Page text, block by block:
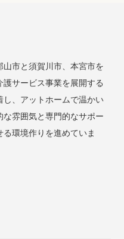
市と須賀川市、本宮市を
サービス事業を展開する
、アットホームで温かい
雰囲気と専門的なサポー
る環境作りを進めていま